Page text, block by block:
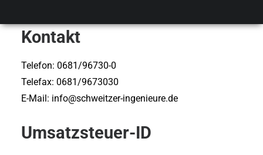
Kontakt
Telefon: 0681/96730-0
Telefax: 0681/9673030
E-Mail: info@schweitzer-ingenieure.de
Umsatzsteuer-ID